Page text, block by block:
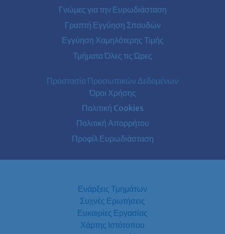
Γνώμες για την Ευρωδιάσταση
Γραπτή Εγγύηση Σπουδών
Εγγύηση Χαμηλότερης Τιμής
Τμήματα Όλες τις Ώρες
Προστασία Προσωπικών Δεδομένων
Όροι Χρήσης
Πολιτική Cookies
Πολιτική Απορρήτου
Προφίλ Ευρωδιάσταση
Ενάρξεις Τμημάτων
Συχνές Ερωτήσεις
Ευκαιρίες Εργασίας
Χάρτης Ιστότοπου